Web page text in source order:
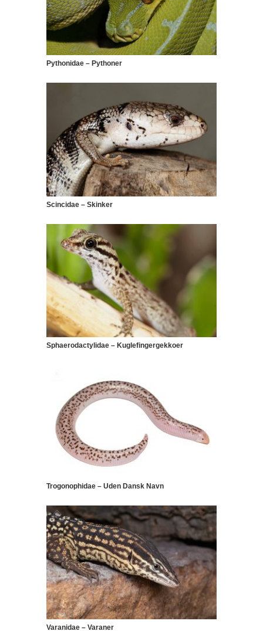
Pythonidae – Pythoner
Scincidae – Skinker
Sphaerodactylidae – Kuglefingergekkoer
Trogonophidae – Uden Dansk Navn
Varanidae – Varaner